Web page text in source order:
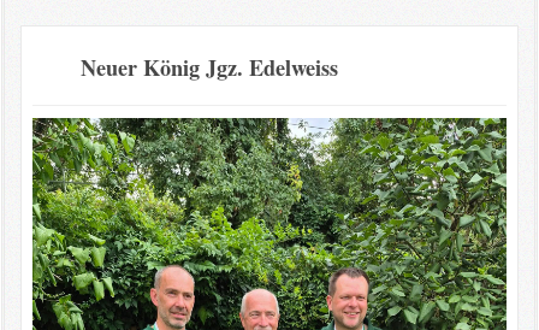
Neuer König Jgz. Edelweiss